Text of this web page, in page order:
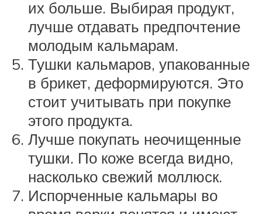
их больше. Выбирая продукт,
лучше отдавать предпочтение
молодым кальмарам.
Тушки кальмаров, упакованные
в брикет, деформируются. Это
стоит учитывать при покупке
этого продукта.
Лучше покупать неочищенные
тушки. По коже всегда видно,
насколько свежий моллюск.
Испорченные кальмары во